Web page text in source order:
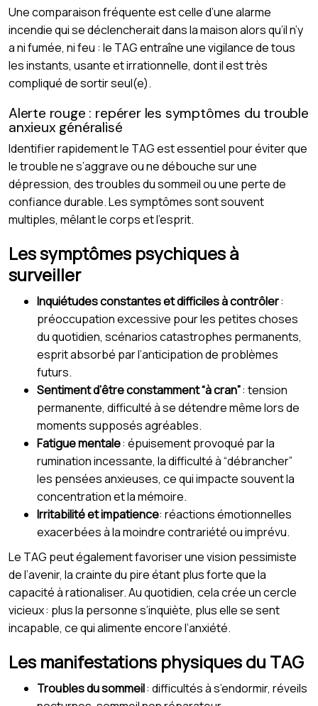
Une comparaison fréquente est celle d’une alarme
incendie qui se déclencherait dans la maison alors qu’il n’y
a ni fumée, ni feu : le TAG entraîne une vigilance de tous
les instants, usante et irrationnelle, dont il est très
compliqué de sortir seul(e).
Alerte rouge : repérer les symptômes du trouble
anxieux généralisé
Identifier rapidement le TAG est essentiel pour éviter que
le trouble ne s’aggrave ou ne débouche sur une
dépression, des troubles du sommeil ou une perte de
confiance durable. Les symptômes sont souvent
multiples, mêlant le corps et l’esprit.
Les symptômes psychiques à
surveiller
Inquiétudes constantes et difficiles à contrôler:
préoccupation excessive pour les petites choses
du quotidien, scénarios catastrophes permanents,
esprit absorbé par l’anticipation de problèmes
futurs.
Sentiment d’être constamment “à cran”: tension
permanente, difficulté à se détendre même lors de
moments supposés agréables.
Fatigue mentale: épuisement provoqué par la
rumination incessante, la difficulté à “débrancher”
les pensées anxieuses, ce qui impacte souvent la
concentration et la mémoire.
Irritabilité et impatience: réactions émotionnelles
exacerbées à la moindre contrariété ou imprévu.
Le TAG peut également favoriser une vision pessimiste
de l’avenir, la crainte du pire étant plus forte que la
capacité à rationaliser. Au quotidien, cela crée un cercle
vicieux : plus la personne s’inquiète, plus elle se sent
incapable, ce qui alimente encore l’anxiété.
Les manifestations physiques du TAG
Troubles du sommeil: difficultés à s’endormir, réveils